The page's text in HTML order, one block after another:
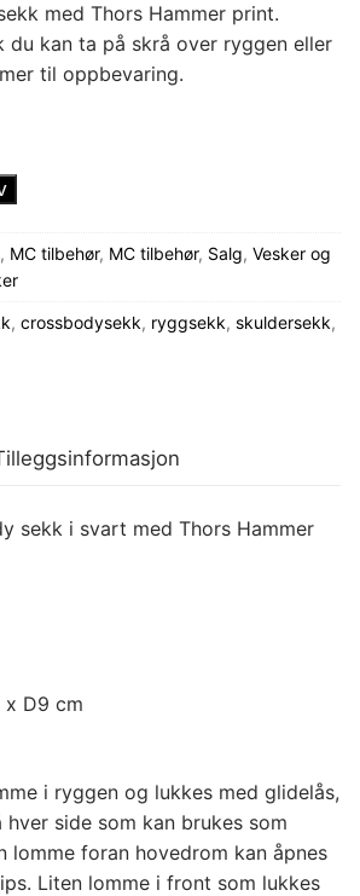
er:
kr 349,00.
med Thors Hammer print.
du kan ta på skrå over ryggen eller
til oppbevaring.
, MC tilbehør, MC tilbehør, Salg, Vesker og
, crossbodysekk, ryggsekk, skuldersekk,
sekk i svart med Thors Hammer
x D9 cm
i ryggen og lukkes med glidelås,
side som kan brukes som
lomme foran hovedrom kan åpnes
Liten lomme i front som lukkes